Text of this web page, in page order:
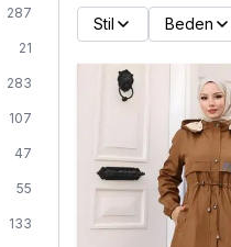
287
21
283
107
47
55
133
Stil Beden